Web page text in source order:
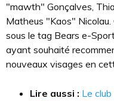
"mawth" Gonçalves,
Matheus "Kaos" Nicolau.
sous le tag Bears e-
ayant souhaité
nouveaux visages en
Lire aussi : Le